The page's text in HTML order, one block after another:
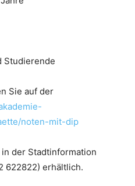
Studierende
Sie auf der
noten-mit-dip
der Stadtinformation
622822) erhältlich.